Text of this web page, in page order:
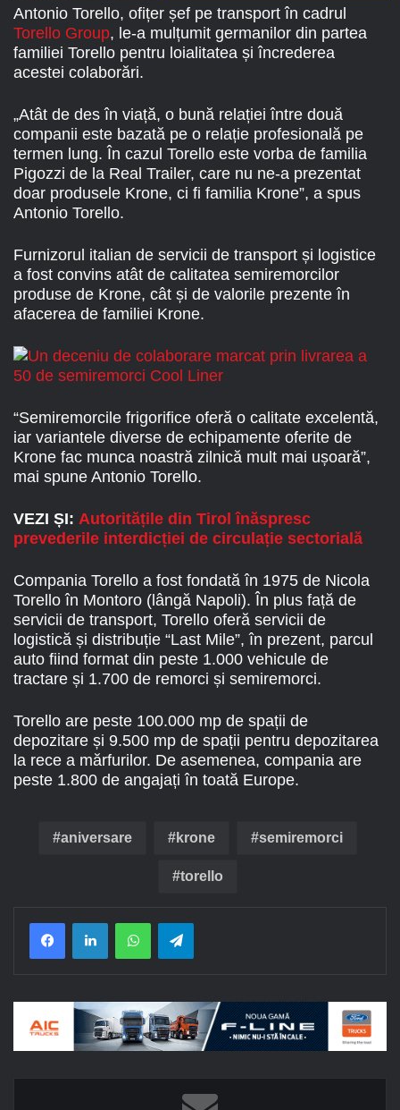
Antonio Torello, ofițer șef pe transport în cadrul
Torello Group, le-a mulțumit germanilor din partea
familiei Torello pentru loialitatea și încrederea
acestei colaborări.
„Atât de des în viață, o bună relației între două
companii este bazată pe o relație profesională pe
termen lung. În cazul Torello este vorba de familia
Pigozzi de la Real Trailer, care nu ne-a prezentat
doar produsele Krone, ci fi familia Krone”, a spus
Antonio Torello.
Furnizorul italian de servicii de transport și logistice
a fost convins atât de calitatea semiremorcilor
produse de Krone, cât și de valorile prezente în
afacerea de familiei Krone.
“Semiremorcile frigorifice oferă o calitate excelentă,
iar variantele diverse de echipamente oferite de
Krone fac munca noastră zilnică mult mai ușoară”,
mai spune Antonio Torello.
VEZI ȘI: Autoritățile din Tirol înăspresc
prevederile interdicției de circulație sectorială
Compania Torello a fost fondată în 1975 de Nicola
Torello în Montoro (lângă Napoli). În plus față de
servicii de transport, Torello oferă servicii de
logistică și distribuție “Last Mile”, în prezent, parcul
auto fiind format din peste 1.000 vehicule de
tractare și 1.700 de remorci și semiremorci.
Torello are peste 100.000 mp de spații de
depozitare și 9.500 mp de spații pentru depozitarea
la rece a mărfurilor. De asemenea, compania are
peste 1.800 de angajați în toată Europe.
aniversare krone semiremorci
torello